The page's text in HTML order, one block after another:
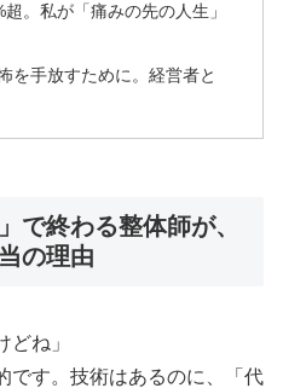
。私が「痛みの先の人生」
を手放すために。経営者と
で終わる整体師が、
の理由
どね」
です。技術はあるのに、「代